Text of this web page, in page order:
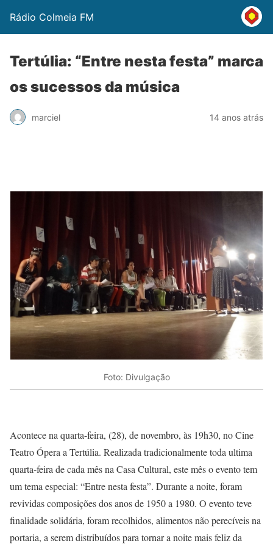
Rádio Colmeia FM
Tertúlia: “Entre nesta festa” marca
os sucessos da música
marciel 14 anos atrás
Foto: Divulgação
Acontece na quarta-feira, (28), de novembro, às 19h30, no Cine
Teatro Ópera a Tertúlia. Realizada tradicionalmente toda ultima
quarta-feira de cada mês na Casa Cultural, este mês o evento tem
um tema especial: “Entre nesta festa”. Durante a noite, foram
revividas composições dos anos de 1950 a 1980. O evento teve
finalidade solidária, foram recolhidos, alimentos não perecíveis na
portaria, a serem distribuídos para tornar a noite mais feliz da